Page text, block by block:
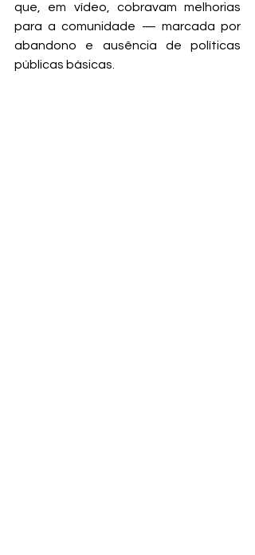
que, em vídeo, cobravam melhorias
para a comunidade — marcada por
abandono e ausência de políticas
públicas básicas.